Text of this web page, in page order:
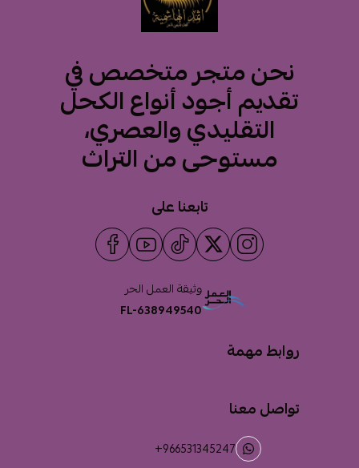
نحن متجر متخصص في
تقديم أجود أنواع الكحل
التقليدي والعصري،
مستوحى من التراث
تابعنا على
وثيقة العمل الحر
FL-638949540
روابط مهمة
تواصل معنا
+966531345247